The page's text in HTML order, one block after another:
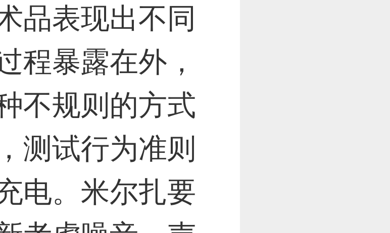
品表现出不同
程暴露在外，
不规则的方式
测试行为准则
电。米尔扎要